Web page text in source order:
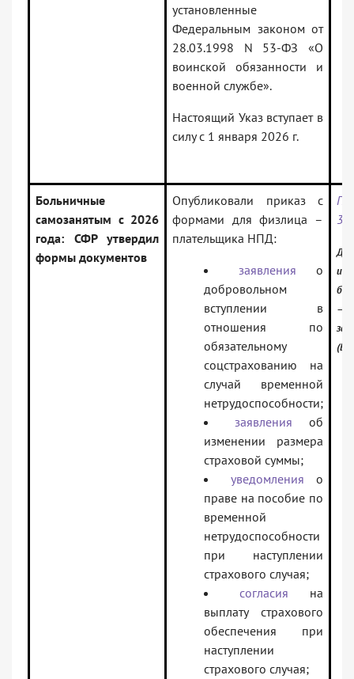
установленные
Федеральным законом от
28.03.1998 N 53-ФЗ «О
воинской обязанности и
военной службе».
Настоящий Указ вступает в
силу с 1 января 2026 г.
Больничные
самозанятым с 2026
года: СФР утвердил
формы документов
Опубликовали приказ с
формами для физлица –
плательщика НПД:
заявления о
добровольном
вступлении в
отношения по
обязательному
соцстрахованию на
случай временной
нетрудоспособности;
заявления об
изменении размера
страховой суммы;
уведомления о
праве на пособие по
временной
нетрудоспособности
при наступлении
страхового случая;
согласия на
выплату страхового
обеспечения при
наступлении
страхового случая;
—